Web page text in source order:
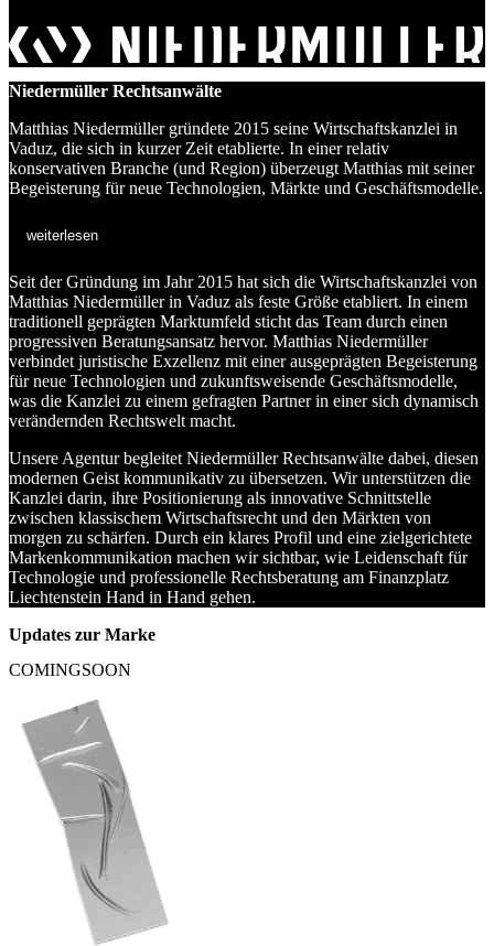
Niedermüller Rechtsanwälte
Matthias Niedermüller gründete 2015 seine Wirtschaftskanzlei in
Vaduz, die sich in kurzer Zeit etablierte. In einer relativ
konservativen Branche (und Region) überzeugt Matthias mit seiner
Begeisterung für neue Technologien, Märkte und Geschäftsmodelle.
weiterlesen
Seit der Gründung im Jahr 2015 hat sich die Wirtschaftskanzlei von
Matthias Niedermüller in Vaduz als feste Größe etabliert. In einem
traditionell geprägten Marktumfeld sticht das Team durch einen
progressiven Beratungsansatz hervor. Matthias Niedermüller
verbindet juristische Exzellenz mit einer ausgeprägten Begeisterung
für neue Technologien und zukunftsweisende Geschäftsmodelle,
was die Kanzlei zu einem gefragten Partner in einer sich dynamisch
verändernden Rechtswelt macht.
Unsere Agentur begleitet Niedermüller Rechtsanwälte dabei, diesen
modernen Geist kommunikativ zu übersetzen. Wir unterstützen die
Kanzlei darin, ihre Positionierung als innovative Schnittstelle
zwischen klassischem Wirtschaftsrecht und den Märkten von
morgen zu schärfen. Durch ein klares Profil und eine zielgerichtete
Markenkommunikation machen wir sichtbar, wie Leidenschaft für
Technologie und professionelle Rechtsberatung am Finanzplatz
Liechtenstein Hand in Hand gehen.
Updates zur Marke
COMINGSOON